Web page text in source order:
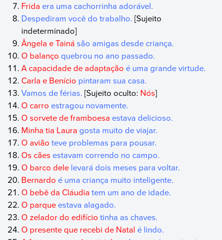
Frida era uma cachorrinha adorável.
Despediram você do trabalho. [Sujeito
indeterminado]
Ângela e Tainá são amigas desde criança.
O balanço quebrou no ano passado.
A capacidade de adaptação é uma grande virtude.
Carla e Benício pintaram sua casa.
Vamos de férias. [Sujeito oculto: Nós]
O carro estragou novamente.
O sorvete de framboesa estava delicioso.
Minha tia Laura gosta muito de viajar.
O aviãoteve problemas para pousar.
Os cãesestavam correndo no campo.
O barco dele levará dois meses para voltar.
Bernardo é uma criança muito inteligente.
O bebê da Cláudia tem um ano de idade.
O parqueestava alagado.
O zelador do edifíciotinha as chaves.
O presente que recebi de Natal é lindo.